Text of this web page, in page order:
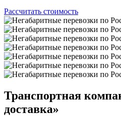
Рассчитать стоимость
Транспортная
доставка»